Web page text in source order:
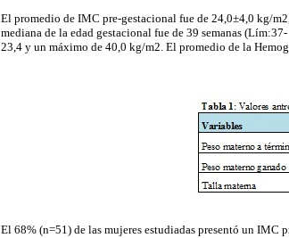
El promedio de IMC pre-gestacional fue de 24,0±4,0 kg/
mediana de la edad gestacional fue de 39 semanas
23,4 y un máximo de 40,0 kg/m2. El promedio de la
El 68% (n=51) de las mujeres estudiadas presentó un IMC